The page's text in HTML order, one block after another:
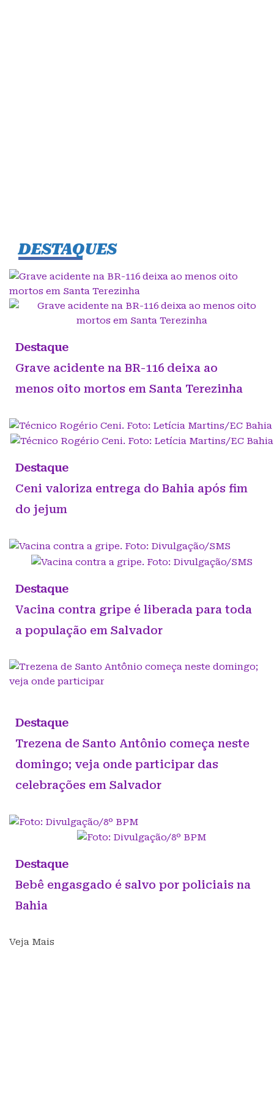
DESTAQUES
Destaque
Grave acidente na BR-116 deixa ao
menos oito mortos em Santa Terezinha
Destaque
Ceni valoriza entrega do Bahia após fim
do jejum
Destaque
Vacina contra gripe é liberada para toda
a população em Salvador
Destaque
Trezena de Santo Antônio começa neste
domingo; veja onde participar das
celebrações em Salvador
Destaque
Bebê engasgado é salvo por policiais na
Bahia
Veja Mais